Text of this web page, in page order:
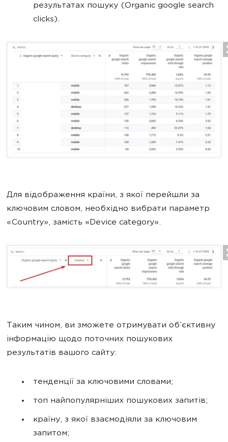
результатах пошуку (Organic google search
clicks).
Для відображення країни, з якої перейшли за
ключовим словом, необхідно вибрати параметр
«Country», замість «Device category».
Таким чином, ви зможете отримувати об’єктивну
інформацію щодо поточних пошукових
результатів вашого сайту:
тенденції за ключовими словами;
топ найпопулярніших пошукових запитів;
країну, з якої взаємодіяли за ключовим
запитом;